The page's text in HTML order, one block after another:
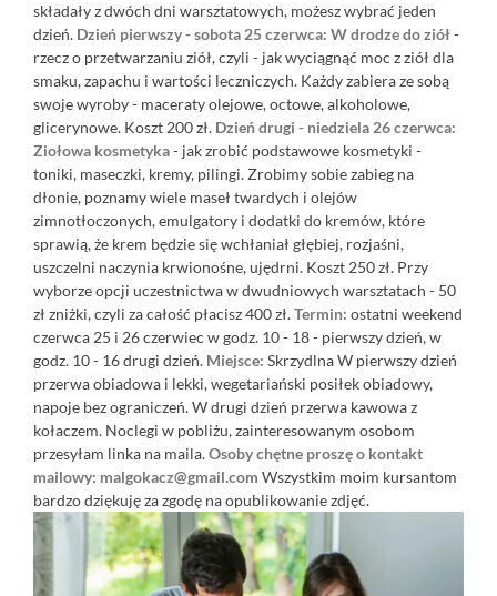
składały z dwóch dni warsztatowych, możesz wybrać jeden
dzień. Dzień pierwszy - sobota 25 czerwca: W drodze do ziół-
rzecz o przetwarzaniu ziół, czyli - jak wyciągnąć moc z ziół dla
smaku, zapachu i wartości leczniczych. Każdy zabiera ze sobą
swoje wyroby - maceraty olejowe, octowe, alkoholowe,
glicerynowe. Koszt 200 zł. Dzień drugi - niedziela 26 czerwca:
Ziołowa kosmetyka- jak zrobić podstawowe kosmetyki -
toniki, maseczki, kremy, pilingi. Zrobimy sobie zabieg na
dłonie, poznamy wiele maseł twardych i olejów
zimnotłoczonych, emulgatory i dodatki do kremów, które
sprawią, że krem będzie się wchłaniał głębiej, rozjaśni,
uszczelni naczynia krwionośne, ujędrni. Koszt 250 zł. Przy
wyborze opcji uczestnictwa w dwudniowych warsztatach - 50
zł zniżki, czyli za całość płacisz 400 zł.Termin: ostatni weekend
czerwca 25 i 26 czerwiec w godz. 10 - 18 - pierwszy dzień, w
godz. 10 - 16 drugi dzień. Miejsce: Skrzydlna W pierwszy dzień
przerwa obiadowa i lekki, wegetariański posiłek obiadowy,
napoje bez ograniczeń. W drugi dzień przerwa kawowa z
kołaczem. Noclegi w pobliżu, zainteresowanym osobom
przesyłam linka na maila.Osoby chętne proszę o kontakt
mailowy: malgokacz@gmail.com Wszystkim moim kursantom
bardzo dziękuję za zgodę na opublikowanie zdjęć.